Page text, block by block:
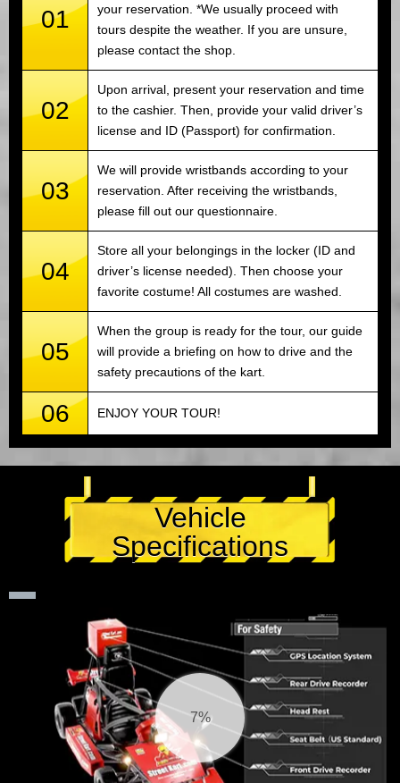
01
your reservation. *We usually proceed with
tours despite the weather. If you are unsure,
please contact the shop.
02
Upon arrival, present your reservation and time
to the cashier. Then, provide your valid driver’s
license and ID (Passport) for confirmation.
03
We will provide wristbands according to your
reservation. After receiving the wristbands,
please fill out our questionnaire.
04
Store all your belongings in the locker (ID and
driver’s license needed). Then choose your
favorite costume! All costumes are washed.
05
When the group is ready for the tour, our guide
will provide a briefing on how to drive and the
safety precautions of the kart.
06 ENJOY YOUR TOUR!
Vehicle
Specifications
8%